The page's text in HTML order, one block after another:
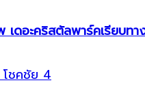
เดอะคริสตัลพาร์คเรียบท